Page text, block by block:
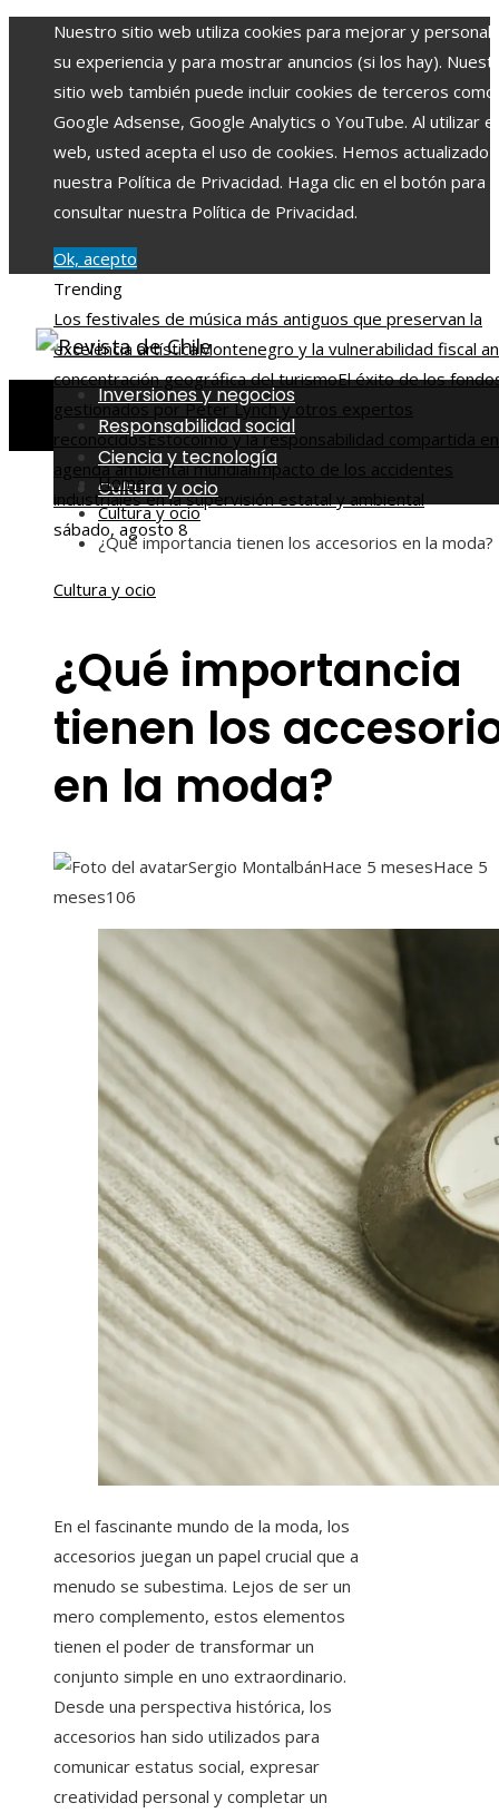
Nuestro sitio web utiliza cookies para mejorar y
su experiencia y para mostrar anuncios (si los hay).
sitio web también puede incluir cookies de terceros como
Google Adsense, Google Analytics o YouTube. Al utilizar
web, usted acepta el uso de cookies. Hemos actualizado
nuestra Política de Privacidad. Haga clic en el botón para
consultar nuestra Política de Privacidad.
Ok, acepto
Trending
Los festivales de música más antiguos que preservan la
excelencia artísticaMontenegro y la vulnerabilidad fiscal
concentración geográfica del turismoEl éxito de los
gestionados por Peter Lynch y otros expertos
reconocidosEstocolmo y la responsabilidad compartida
agenda ambiental mundialImpacto de los accidentes
industriales en la supervisión estatal y ambiental
sábado, agosto 8
Inversiones y negocios
Responsabilidad social
Ciencia y tecnología
Cultura y ocio
Home
Cultura y ocio
¿Qué importancia tienen los accesorios en la moda?
Cultura y ocio
¿Qué importancia
tienen los
en la moda?
Sergio MontalbánHace 5 mesesHace 5
meses106
En el fascinante mundo de la moda, los
accesorios juegan un papel crucial que a
menudo se subestima. Lejos de ser un
mero complemento, estos elementos
tienen el poder de transformar un
conjunto simple en uno extraordinario.
Desde una perspectiva histórica, los
accesorios han sido utilizados para
comunicar estatus social, expresar
creatividad personal y completar un